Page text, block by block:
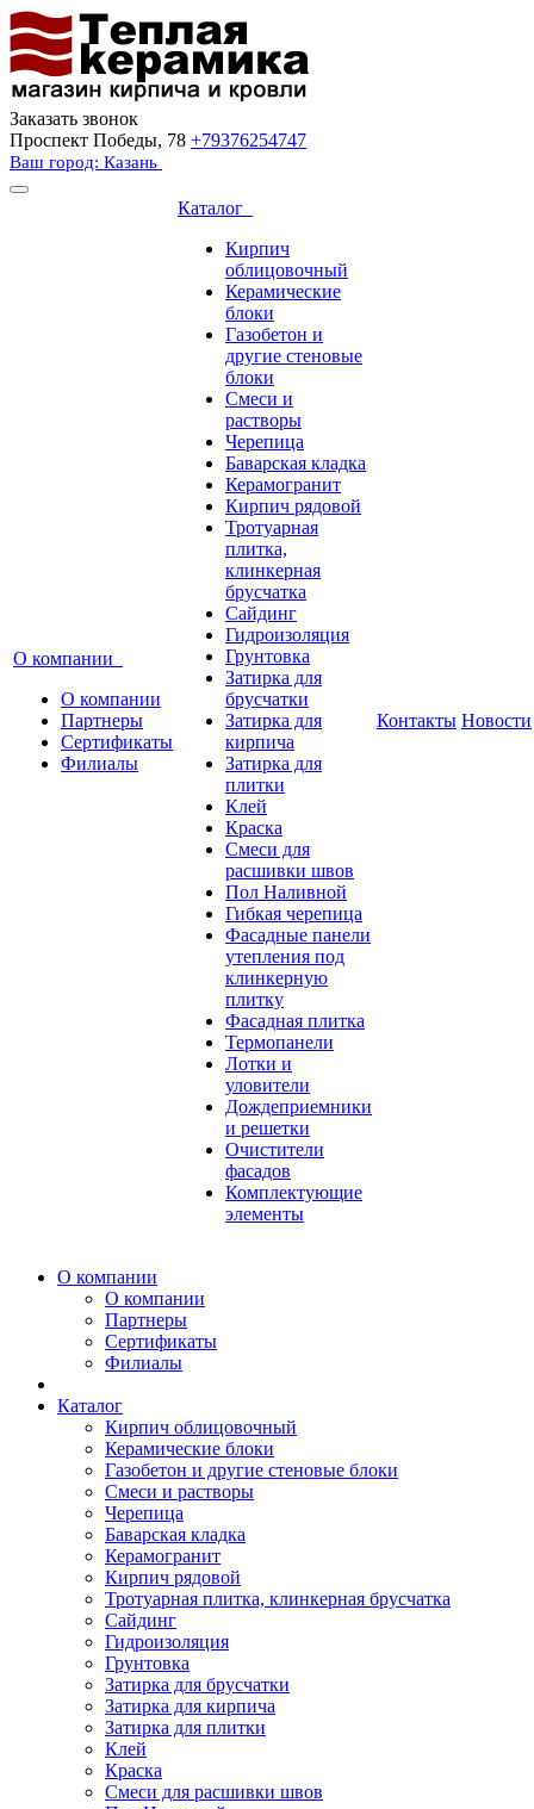
Заказать звонок
Проспект Победы, 78 +79376254747
Ваш город: Казань
О компании
О компании
Партнеры
Сертификаты
Филиалы
Каталог
Кирпич
облицовочный
Керамические
блоки
Газобетон и
другие стеновые
блоки
Смеси и
растворы
Черепица
Баварская кладка
Керамогранит
Кирпич рядовой
Тротуарная
плитка,
клинкерная
брусчатка
Сайдинг
Гидроизоляция
Грунтовка
Затирка для
брусчатки
Затирка для
кирпича
Затирка для
плитки
Клей
Краска
Смеси для
расшивки швов
Пол Наливной
Гибкая черепица
Фасадные панели
утепления под
клинкерную
плитку
Фасадная плитка
Термопанели
Лотки и
уловители
Дождеприемники
и решетки
Очистители
фасадов
Комплектующие
элементы
Контакты Новости
О компании
О компании
Партнеры
Сертификаты
Филиалы
Каталог
Кирпич облицовочный
Керамические блоки
Газобетон и другие стеновые блоки
Смеси и растворы
Черепица
Баварская кладка
Керамогранит
Кирпич рядовой
Тротуарная плитка, клинкерная брусчатка
Сайдинг
Гидроизоляция
Грунтовка
Затирка для брусчатки
Затирка для кирпича
Затирка для плитки
Клей
Краска
Смеси для расшивки швов